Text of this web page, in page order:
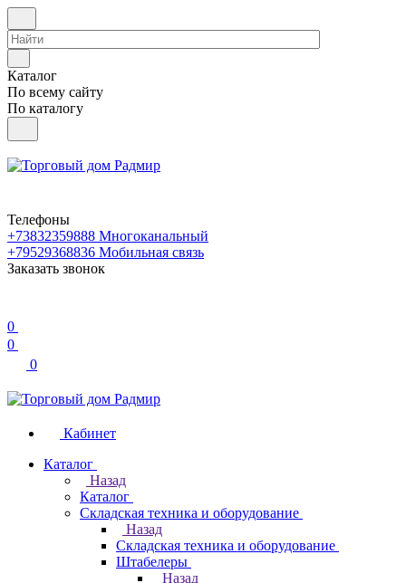
Каталог
По всему сайту
По каталогу
Телефоны
+73832359888 Многоканальный
+79529368836 Мобильная связь
Заказать звонок
0
0
0
Кабинет
Каталог
Назад
Каталог
Складская техника и оборудование
Назад
Складская техника и оборудование
Штабелеры
Назад